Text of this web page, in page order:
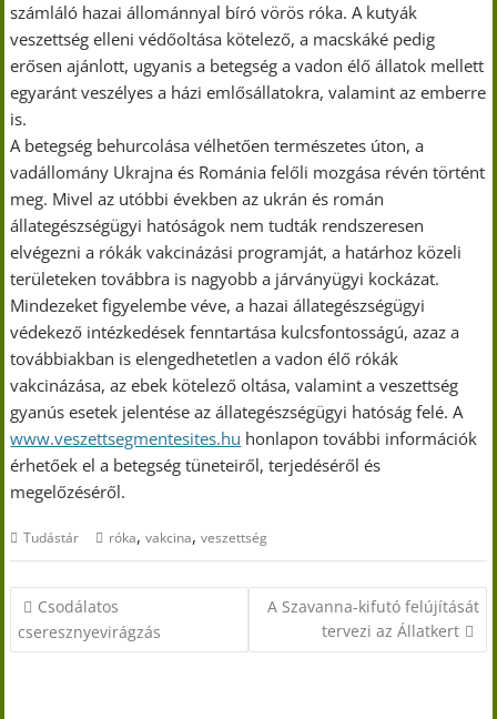
számláló hazai állománnyal bíró vörös róka. A kutyák
veszettség elleni védőoltása kötelező, a macskáké pedig
erősen ajánlott, ugyanis a betegség a vadon élő állatok mellett
egyaránt veszélyes a házi emlősállatokra, valamint az emberre
is.
A betegség behurcolása vélhetően természetes úton, a
vadállomány Ukrajna és Románia felőli mozgása révén történt
meg. Mivel az utóbbi években az ukrán és román
állategészségügyi hatóságok nem tudták rendszeresen
elvégezni a rókák vakcinázási programját, a határhoz közeli
területeken továbbra is nagyobb a járványügyi kockázat.
Mindezeket figyelembe véve, a hazai állategészségügyi
védekező intézkedések fenntartása kulcsfontosságú, azaz a
továbbiakban is elengedhetetlen a vadon élő rókák
vakcinázása, az ebek kötelező oltása, valamint a veszettség
gyanús esetek jelentése az állategészségügyi hatóság felé. A
www.veszettsegmentesites.hu honlapon további információk
érhetőek el a betegség tüneteiről, terjedéséről és
megelőzéséről.
Tudástár róka,vakcina,veszettség
Bejegyzés
navigáció
Csodálatos
cseresznyevirágzás
A Szavanna-kifutó felújítását
tervezi az Állatkert